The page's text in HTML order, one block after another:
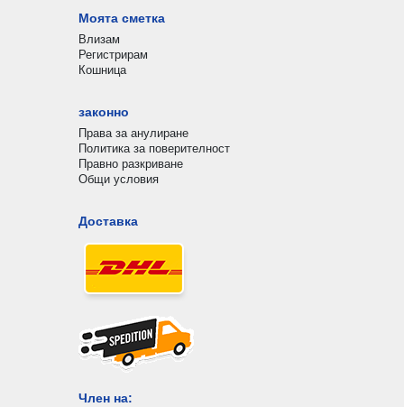
Моята сметка
Влизам
Регистрирам
Кошница
законно
Права за анулиране
Политика за поверителност
Правно разкриване
Общи условия
Доставка
Член на: